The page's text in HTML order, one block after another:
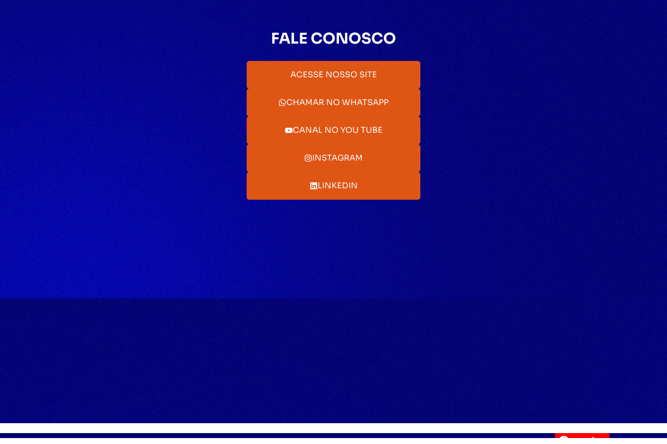
FALE CONOSCO
ACESSE NOSSO SITE
CHAMAR NO WHATSAPP
CANAL NO YOU TUBE
INSTAGRAM
LINKEDIN